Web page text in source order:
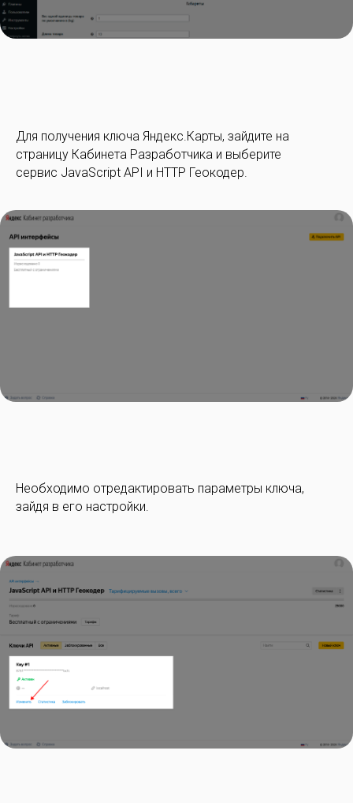
Для получения ключа Яндекс.Карты, зайдите на
страницу Кабинета Разработчика и выберите
сервис JavaScript API и HTTP Геокодер.
Необходимо отредактировать параметры ключа,
зайдя в его настройки.